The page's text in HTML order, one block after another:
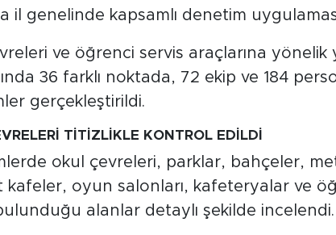
il genelinde kapsamlı denetim
ve öğrenci servis araçlarına yönelik
36 farklı noktada, 72 ekip ve 184
gerçekleştirildi.
TİTİZLİKLE KONTROL EDİLDİ
okul çevreleri, parklar, bahçeler,
kafeler, oyun salonları, kafeteryalar ve
alanlar detaylı şekilde incelendi.